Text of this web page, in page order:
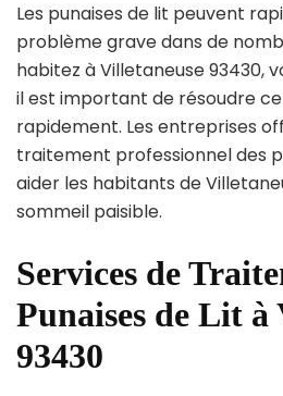
Les punaises de lit peuvent
problème grave dans de
habitez à Villetaneuse 93430,
il est important de résoudre
rapidement. Les entreprises
traitement professionnel des
aider les habitants de
sommeil paisible.
Services de
Punaises de Lit à
93430